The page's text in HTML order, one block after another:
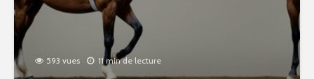
593 vues 11 min de lecture